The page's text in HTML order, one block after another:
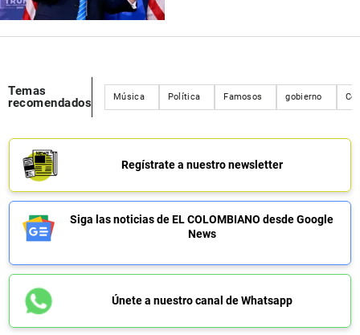
Temas
recomendados
Música Política Famosos gobierno
Regístrate a nuestro newsletter
Siga las noticias de EL COLOMBIANO desde Google
News
Únete a nuestro canal de Whatsapp